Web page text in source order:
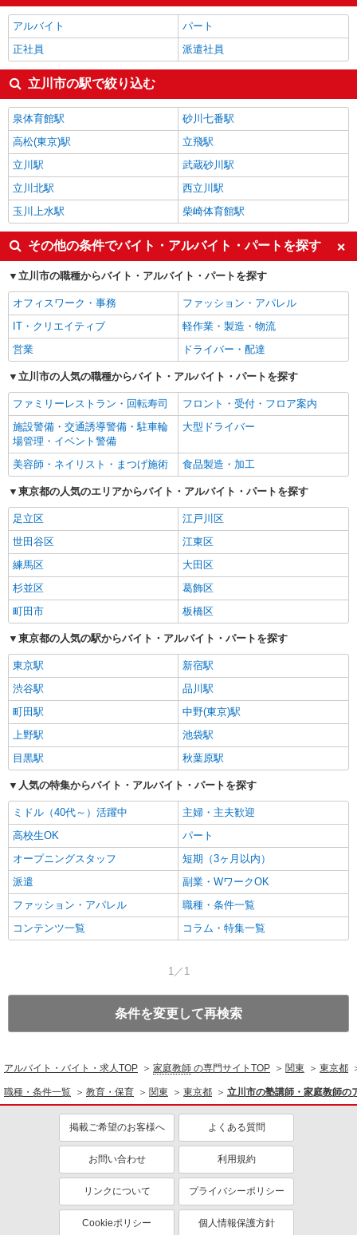
アルバイト
パート
正社員
派遣社員
立川市の駅で絞り込む
泉体育館駅
砂川七番駅
高松(東京)駅
立飛駅
立川駅
武蔵砂川駅
立川北駅
西立川駅
玉川上水駅
柴崎体育館駅
その他の条件でバイト・アルバイト・パートを探す
立川市の職種からバイト・アルバイト・パートを探す
オフィスワーク・事務
ファッション・アパレル
IT・クリエイティブ
軽作業・製造・物流
営業
ドライバー・配達
立川市の人気の職種からバイト・アルバイト・パートを探す
ファミリーレストラン・回転寿司
フロント・受付・フロア案内
施設警備・交通誘導警備・駐車輪
場管理・イベント警備
大型ドライバー
美容師・ネイリスト・まつげ施術 食品製造・加工
東京都の人気のエリアからバイト・アルバイト・パートを探す
足立区
江戸川区
世田谷区
江東区
練馬区
大田区
杉並区
葛飾区
町田市
板橋区
東京都の人気の駅からバイト・アルバイト・パートを探す
東京駅
新宿駅
渋谷駅
品川駅
町田駅
中野(東京)駅
上野駅
池袋駅
目黒駅
秋葉原駅
人気の特集からバイト・アルバイト・パートを探す
ミドル（40代～）活躍中
主婦・主夫歓迎
高校生OK
パート
オープニングスタッフ
短期（3ヶ月以内）
派遣
副業・WワークOK
ファッション・アパレル
職種・条件一覧
コンテンツ一覧
コラム・特集一覧
1／1
条件を変更して再検索
アルバイト・バイト・求人TOP 家庭教師 の専門サイトTOP 関東 東京都
職種・条件一覧 教育・保育 関東 東京都 立川市の塾講師・家庭教師の
掲載ご希望のお客様へ よくある質問
お問い合わせ 利用規約
リンクについて プライバシーポリシー
Cookieポリシー 個人情報保護方針